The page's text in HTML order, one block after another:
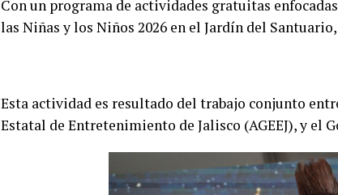
Con un programa de actividades gratuitas
las Niñas y los Niños 2026 en el Jardín del
Esta actividad es resultado del trabajo conjunto
Estatal de Entretenimiento de Jalisco (AGEEJ), y el